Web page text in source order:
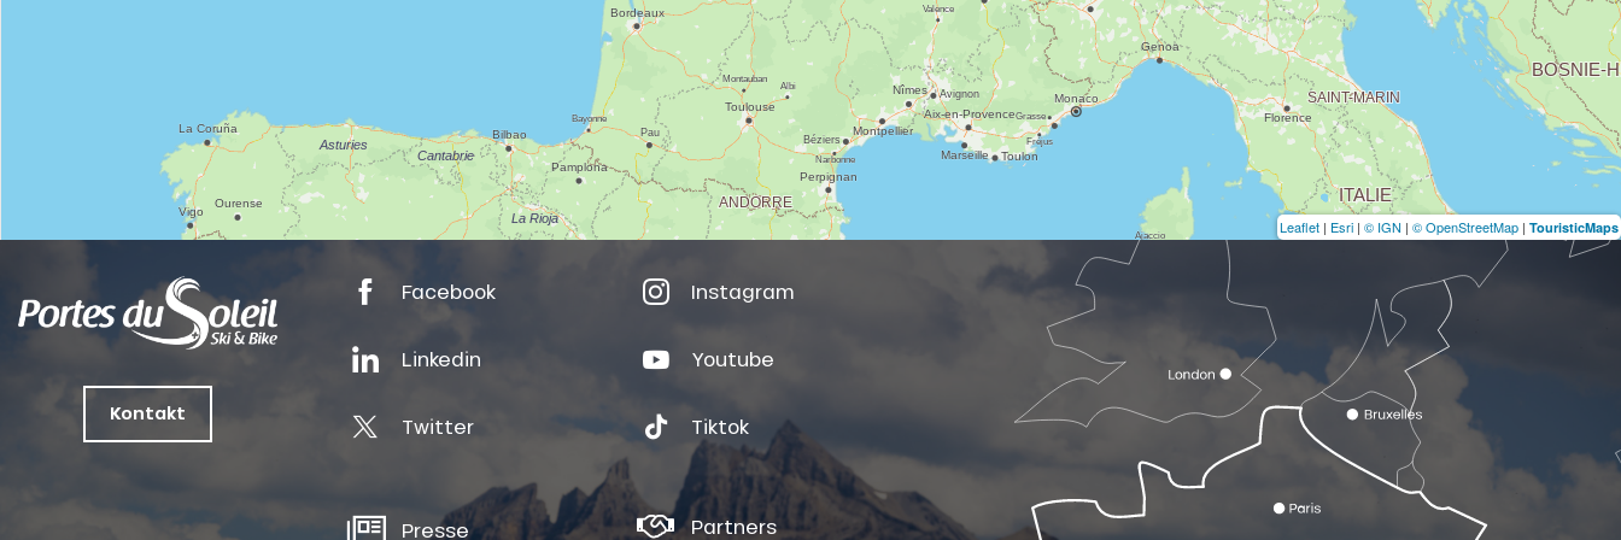
Leaflet | Esri | © IGN | © OpenStreetMap | TouristicMaps
Kontakt
Facebook Instagram
Linkedin Youtube
Twitter Tiktok
Presse Partners